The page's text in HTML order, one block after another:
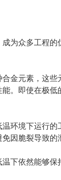
为众多工程
金元素，这
。即使在极
环境下运行
因脆裂导致的
下依然能够保